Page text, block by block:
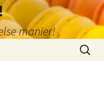
manier!
Zoeken
naar: